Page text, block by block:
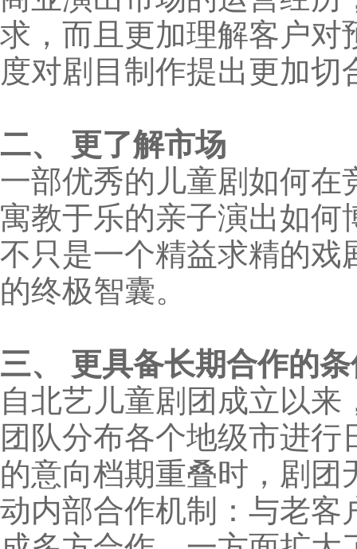
求，而且更加理解客户对
度对剧目制作提出更加切
二、 更了解市场
一部优秀的儿童剧如何
寓教于乐的亲子演出如何
不只是一个精益求精的戏
的终极智囊。
三、 更具备长期合作的
自北艺儿童剧团成立以
团队分布各个地级市进
的意向档期重叠时，剧
动内部合作机制：与老客